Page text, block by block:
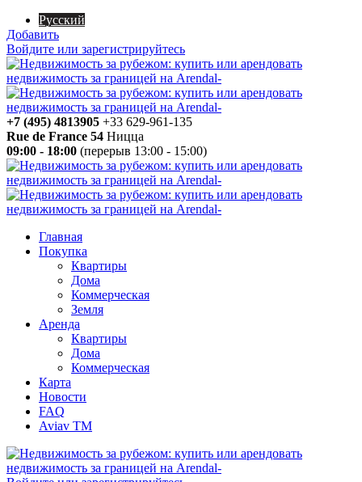
Русский
Добавить
Войдите или зарегистрируйтесь
+7 (495) 4813905 +33 629-961-135
Rue de France 54 Ницца
09:00 - 18:00 (перерыв 13:00 - 15:00)
Главная
Покупка
Квартиры
Дома
Коммерческая
Земля
Аренда
Квартиры
Дома
Коммерческая
Карта
Новости
FAQ
Aviav TM